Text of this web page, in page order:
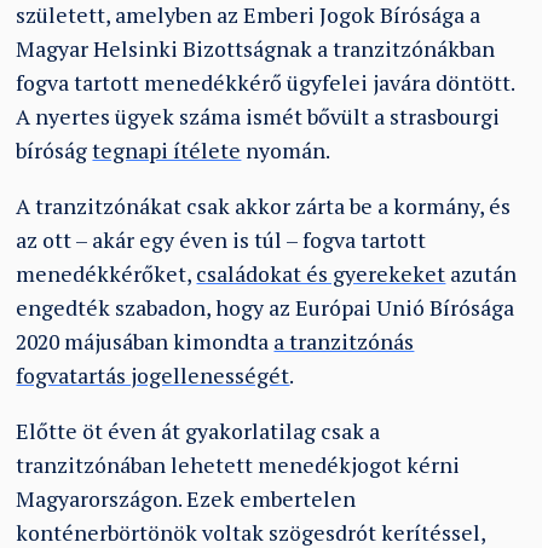
született, amelyben az Emberi Jogok Bírósága a
Magyar Helsinki Bizottságnak a tranzitzónákban
fogva tartott menedékkérő ügyfelei javára döntött.
A nyertes ügyek száma ismét bővült a strasbourgi
bíróságtegnapi ítélete nyomán.
A tranzitzónákat csak akkor zárta be a kormány, és
az ott – akár egy éven is túl – fogva tartott
menedékkérőket, családokat és gyerekeket azután
engedték szabadon, hogy az Európai Unió Bírósága
2020 májusában kimondta a tranzitzónás
fogvatartás jogellenességét.
Előtte öt éven át gyakorlatilag csak a
tranzitzónában lehetett menedékjogot kérni
Magyarországon. Ezek embertelen
konténerbörtönök voltak szögesdrót kerítéssel,